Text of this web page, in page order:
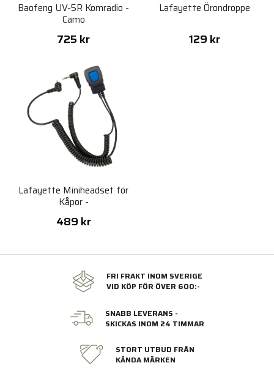
Baofeng UV-5R Komradio -
Camo
725 kr
Lafayette Örondroppe
129 kr
Lafayette Miniheadset för
Kåpor -
489 kr
FRI FRAKT INOM SVERIGE
VID KÖP FÖR ÖVER 600:-
SNABB LEVERANS -
SKICKAS INOM 24 TIMMAR
STORT UTBUD FRÅN
KÄNDA MÄRKEN